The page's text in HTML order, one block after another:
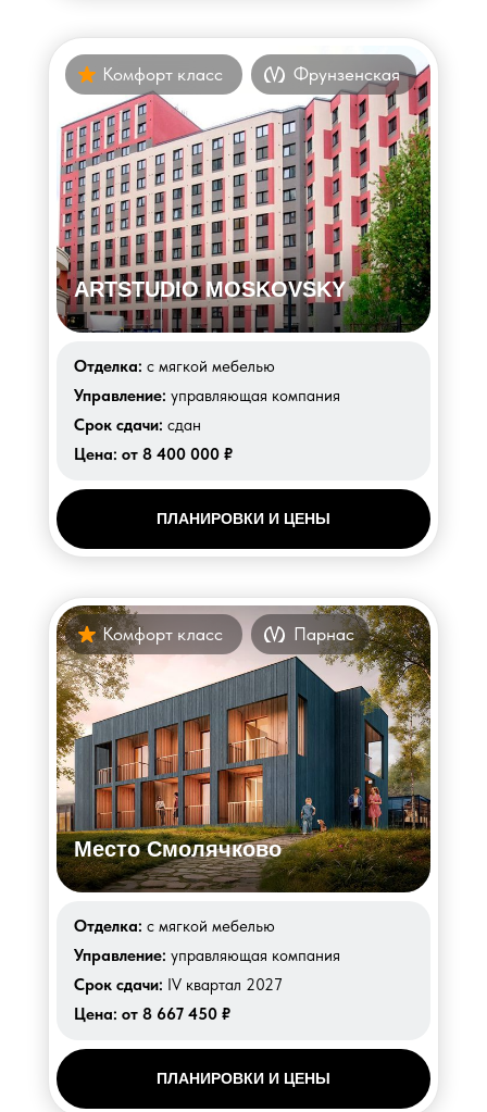
ARTSTUDIO MOSKOVSKY
Комфорт класс
Цена: от 8 400 000 ₽
Срок сдачи: сдан
Управление: управляющая компания
Отделка: с мягкой мебелью
Фрунзенская
ПЛАНИРОВКИ И ЦЕНЫ
Место Смолячково
Комфорт класс
Цена: от 8 667 450 ₽
Срок сдачи: IV квартал 2027
Управление: управляющая компания
Отделка: с мягкой мебелью
Парнас
ПЛАНИРОВКИ И ЦЕНЫ